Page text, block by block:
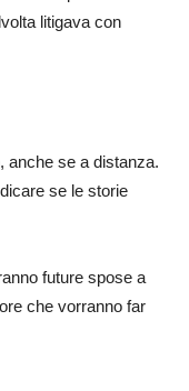
litigava con
anche se a distanza.
se le storie
future spose a
che vorranno far